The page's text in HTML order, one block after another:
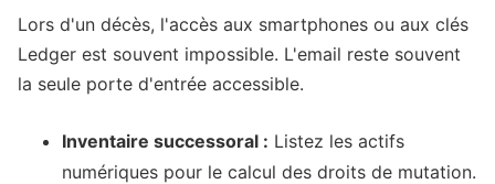
Lors d'un décès, l'accès aux smartphones ou aux clés
Ledger est souvent impossible. L'email reste souvent
la seule porte d'entrée accessible.
Inventaire successoral : Listez les actifs
numériques pour le calcul des droits de mutation.